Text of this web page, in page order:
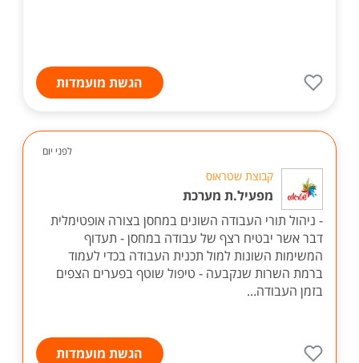
הגשת מועמדות
לפני יום
קבוצת שטראוס
מפעיל.ת מערכת
- ניהול תורי העבודה השונים במחסן בצורה אופטימלית
דבר אשר יבטיח רצף של עבודה במחסן - תעדוף
המשימות השונות למול תכנית העבודה בכדי לעמוד
ברמת השרות שנקבעה - טיפול שוטף בפערים הצפים
בזמן העבודה...
הגשת מועמדות